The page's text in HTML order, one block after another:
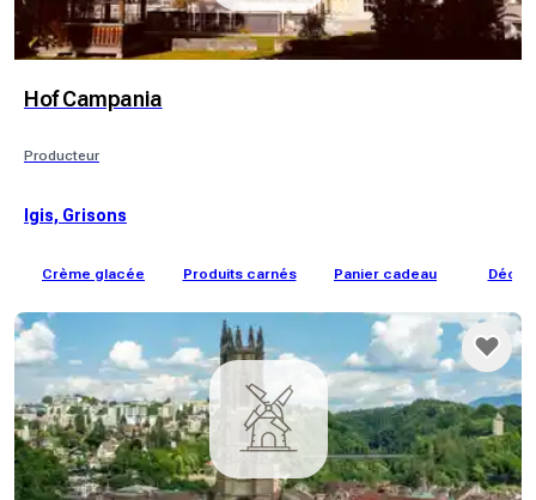
Hof Campania
Producteur
Igis, Grisons
Crème glacée Produits carnés Panier cadeau